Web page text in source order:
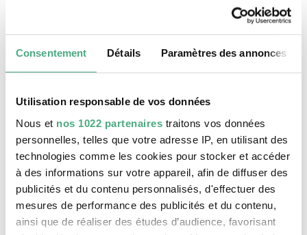
Consentement Détails Paramètres des annonces
Utilisation responsable de vos données
Nous et nos 1022 partenaires traitons vos données
personnelles, telles que votre adresse IP, en utilisant des
technologies comme les cookies pour stocker et accéder
à des informations sur votre appareil, afin de diffuser des
publicités et du contenu personnalisés, d'effectuer des
mesures de performance des publicités et du contenu,
ainsi que de réaliser des études d’audience, favorisant
3sat Kulturzeit beschnitten 2000px
VIDEO
3sat Kulturzeit